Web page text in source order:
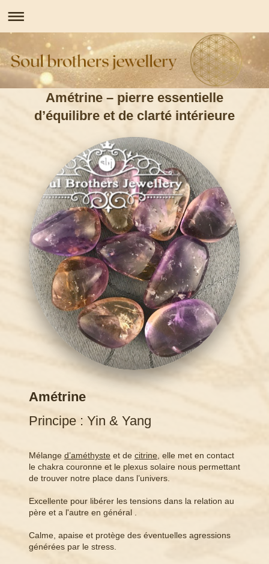
Amétrine – pierre essentielle
d’équilibre et de clarté intérieure
Amétrine
Principe : Yin & Yang
Mélange d’améthyste et de citrine, elle met en contact
le chakra couronne et le plexus solaire nous permettant
de trouver notre place dans l’univers.
Excellente pour libérer les tensions dans la relation au
père et a l'autre en général .
Calme, apaise et protège des éventuelles agressions
générées par le stress.